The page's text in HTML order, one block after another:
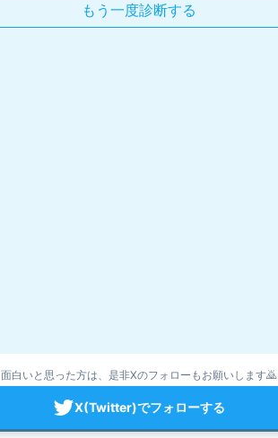
もう一度診断する
面白いと思った方は、是非Xのフォローもお願いします🙇
X(Twitter)でフォローする